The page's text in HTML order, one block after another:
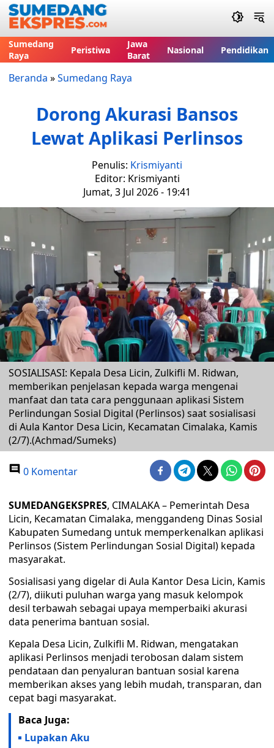
Sumedang
Raya
Peristiwa
Jawa
Barat
Nasional Pendidikan
Beranda »Sumedang Raya
Dorong Akurasi Bansos
Lewat Aplikasi Perlinsos
Penulis: Krismiyanti
Editor: Krismiyanti
Jumat, 3 Jul 2026 - 19:41
SOSIALISASI: Kepala Desa Licin, Zulkifli M. Ridwan,
memberikan penjelasan kepada warga mengenai
manfaat dan tata cara penggunaan aplikasi Sistem
Perlindungan Sosial Digital (Perlinsos) saat sosialisasi
di Aula Kantor Desa Licin, Kecamatan Cimalaka, Kamis
(2/7).(Achmad/Sumeks)
0 Komentar
SUMEDANGEKSPRES, CIMALAKA – Pemerintah Desa
Licin, Kecamatan Cimalaka, menggandeng Dinas Sosial
Kabupaten Sumedang untuk memperkenalkan aplikasi
Perlinsos (Sistem Perlindungan Sosial Digital) kepada
masyarakat.
Sosialisasi yang digelar di Aula Kantor Desa Licin, Kamis
(2/7), diikuti puluhan warga yang masuk kelompok
desil terbawah sebagai upaya memperbaiki akurasi
data penerima bantuan sosial.
Kepala Desa Licin, Zulkifli M. Ridwan, mengatakan
aplikasi Perlinsos menjadi terobosan dalam sistem
pendataan dan penyaluran bantuan sosial karena
memberikan akses yang lebih mudah, transparan, dan
cepat bagi masyarakat.
Baca Juga:
Lupakan Aku